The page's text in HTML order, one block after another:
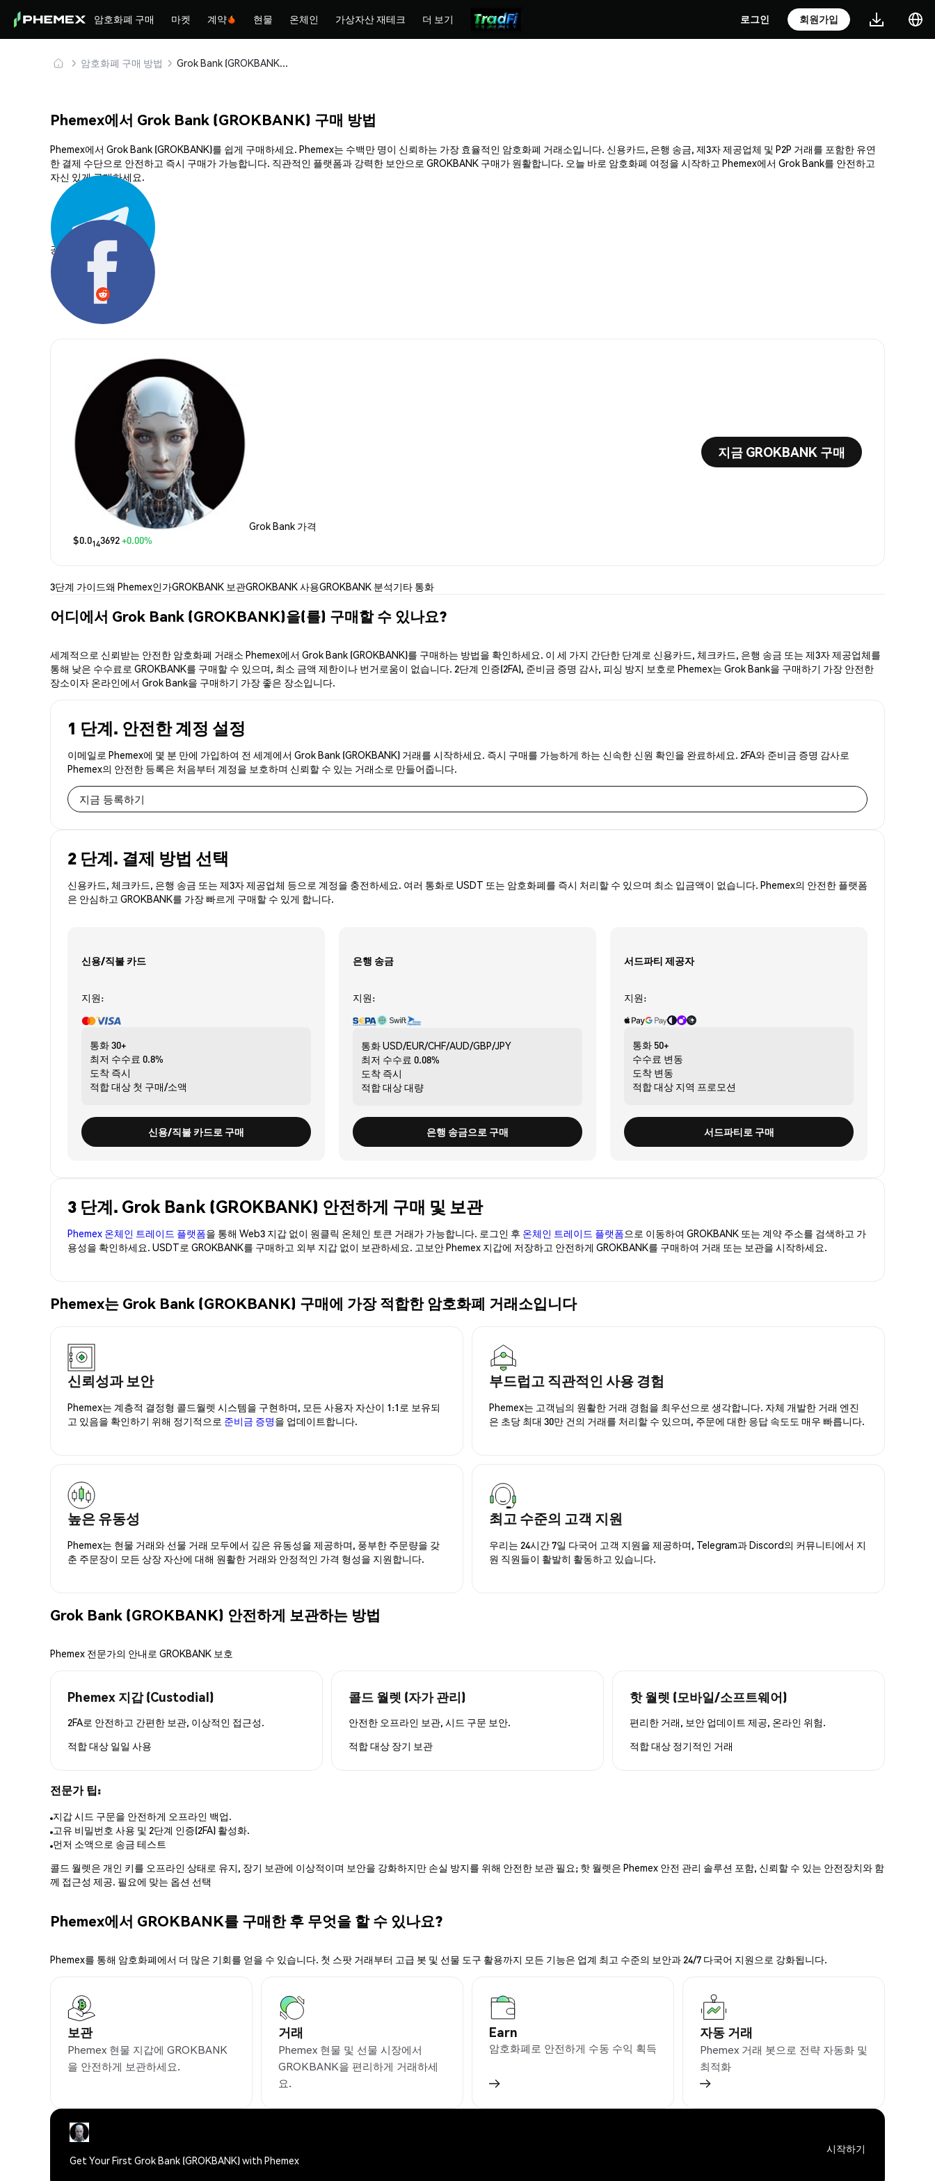
암호화폐 구매 마켓 계약 현물 온체인 가상자산 재테크 더 보기 로그인 회원가입
암호화폐 구매 방법 Grok Bank (GROKBANK) 안전하게 구매 및 보관
Phemex에서 Grok Bank (GROKBANK) 구매 방법
Phemex에서 Grok Bank (GROKBANK)를 쉽게 구매하세요. Phemex는 수백만 명이 신뢰하는 가장 효율적인 암호화폐 거래소입니다. 신용카드, 은행 송금, 제3자 제공업체 및 P2P 거래를 포함한 유연
한 결제 수단으로 안전하고 즉시 구매가 가능합니다. 직관적인 플랫폼과 강력한 보안으로 GROKBANK 구매가 원활합니다. 오늘 바로 암호화폐 여정을 시작하고 Phemex에서 Grok Bank를 안전하고
자신 있게 구매하세요.
공유하기:
Grok Bank 가격
$0.0143692+0.00%
지금 GROKBANK 구매
3단계 가이드왜 Phemex인가GROKBANK 보관GROKBANK 사용GROKBANK 분석기타 통화
어디에서 Grok Bank (GROKBANK)을(를) 구매할 수 있나요?
세계적으로 신뢰받는 안전한 암호화폐 거래소 Phemex에서 Grok Bank (GROKBANK)를 구매하는 방법을 확인하세요. 이 세 가지 간단한 단계로 신용카드, 체크카드, 은행 송금 또는 제3자 제공업체를
통해 낮은 수수료로 GROKBANK를 구매할 수 있으며, 최소 금액 제한이나 번거로움이 없습니다. 2단계 인증(2FA), 준비금 증명 감사, 피싱 방지 보호로 Phemex는 Grok Bank을 구매하기 가장 안전한
장소이자 온라인에서 Grok Bank을 구매하기 가장 좋은 장소입니다.
1 단계. 안전한 계정 설정
이메일로 Phemex에 몇 분 만에 가입하여 전 세계에서 Grok Bank (GROKBANK) 거래를 시작하세요. 즉시 구매를 가능하게 하는 신속한 신원 확인을 완료하세요. 2FA와 준비금 증명 감사로
Phemex의 안전한 등록은 처음부터 계정을 보호하며 신뢰할 수 있는 거래소로 만들어줍니다.
지금 등록하기
2 단계. 결제 방법 선택
신용카드, 체크카드, 은행 송금 또는 제3자 제공업체 등으로 계정을 충전하세요. 여러 통화로 USDT 또는 암호화폐를 즉시 처리할 수 있으며 최소 입금액이 없습니다. Phemex의 안전한 플랫폼
은 안심하고 GROKBANK를 가장 빠르게 구매할 수 있게 합니다.
신용/직불 카드
지원:
통화30+
최저 수수료 0.8%
도착 즉시
적합 대상 첫 구매/소액
신용/직불 카드로 구매
은행 송금
지원:
통화USD/EUR/CHF/AUD/GBP/JPY
최저 수수료 0.08%
도착 즉시
적합 대상대량
은행 송금으로 구매
서드파티 제공자
지원:
통화 50+
수수료 변동
도착 변동
적합 대상 지역 프로모션
서드파티로 구매
3 단계. Grok Bank (GROKBANK) 안전하게 구매 및 보관
Phemex 온체인 트레이드 플랫폼을 통해 Web3 지갑 없이 원클릭 온체인 토큰 거래가 가능합니다. 로그인 후 온체인 트레이드 플랫폼으로 이동하여 GROKBANK 또는 계약 주소를 검색하고 가
용성을 확인하세요. USDT로 GROKBANK를 구매하고 외부 지갑 없이 보관하세요. 고보안 Phemex 지갑에 저장하고 안전하게 GROKBANK를 구매하여 거래 또는 보관을 시작하세요.
Phemex는 Grok Bank (GROKBANK) 구매에 가장 적합한 암호화폐 거래소입니다
신뢰성과 보안
Phemex는 계층적 결정형 콜드월렛 시스템을 구현하며, 모든 사용자 자산이 1:1로 보유되
고 있음을 확인하기 위해 정기적으로 준비금 증명을 업데이트합니다.
부드럽고 직관적인 사용 경험
Phemex는 고객님의 원활한 거래 경험을 최우선으로 생각합니다. 자체 개발한 거래 엔진
은 초당 최대 30만 건의 거래를 처리할 수 있으며, 주문에 대한 응답 속도도 매우 빠릅니다.
높은 유동성
Phemex는 현물 거래와 선물 거래 모두에서 깊은 유동성을 제공하며, 풍부한 주문량을 갖
춘 주문장이 모든 상장 자산에 대해 원활한 거래와 안정적인 가격 형성을 지원합니다.
최고 수준의 고객 지원
우리는 24시간 7일 다국어 고객 지원을 제공하며, Telegram과 Discord의 커뮤니티에서 지
원 직원들이 활발히 활동하고 있습니다.
Grok Bank (GROKBANK) 안전하게 보관하는 방법
Phemex 전문가의 안내로 GROKBANK 보호
Phemex 지갑 (Custodial)
2FA로 안전하고 간편한 보관, 이상적인 접근성.
적합 대상 일일 사용
콜드 월렛 (자가 관리)
안전한 오프라인 보관, 시드 구문 보안.
적합 대상 장기 보관
핫 월렛 (모바일/소프트웨어)
편리한 거래, 보안 업데이트 제공, 온라인 위험.
적합 대상 정기적인 거래
전문가 팁:
지갑 시드 구문을 안전하게 오프라인 백업.
고유 비밀번호 사용 및 2단계 인증(2FA) 활성화.
먼저 소액으로 송금 테스트
콜드 월렛은 개인 키를 오프라인 상태로 유지, 장기 보관에 이상적이며 보안을 강화하지만 손실 방지를 위해 안전한 보관 필요; 핫 월렛은 Phemex 안전 관리 솔루션 포함, 신뢰할 수 있는 안전장치와 함
께 접근성 제공. 필요에 맞는 옵션 선택
Phemex에서 GROKBANK를 구매한 후 무엇을 할 수 있나요?
Phemex를 통해 암호화폐에서 더 많은 기회를 얻을 수 있습니다. 첫 스팟 거래부터 고급 봇 및 선물 도구 활용까지 모든 기능은 업계 최고 수준의 보안과 24/7 다국어 지원으로 강화됩니다.
보관
Phemex 현물 지갑에 GROKBANK
을 안전하게 보관하세요.
거래
Phemex 현물 및 선물 시장에서
GROKBANK을 편리하게 거래하세
요.
Earn
암호화폐로 안전하게 수동 수익 획득
자동 거래
Phemex 거래 봇으로 전략 자동화 및
최적화
Get Your First Grok Bank (GROKBANK) with Phemex
시작하기